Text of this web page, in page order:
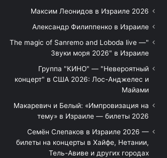
Максим Леонидов в Израиле 2026
Александр Филиппенко в Израиле
"The magic of Sanremo and Loboda live —
Звуки моря 2026" в Израиле
Группа "КИНО" — "Невероятный
концерт" в США 2026: Лос-Анджелес и
Майами
Макаревич и Белый: «Импровизация на
тему» в Израиле — билеты 2026
Семён Слепаков в Израиле 2026 —
билеты на концерты в Хайфе, Нетании,
Тель-Авиве и других городах